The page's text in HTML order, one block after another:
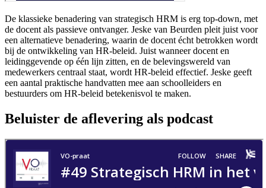
De klassieke benadering van strategisch HRM is erg top-down, met
de docent als passieve ontvanger. Jeske van Beurden pleit juist voor
een alternatieve benadering, waarin de docent écht betrokken wordt
bij de ontwikkeling van HR-beleid. Juist wanneer docent en
leidinggevende op één lijn zitten, en de belevingswereld van
medewerkers centraal staat, wordt HR-beleid effectief. Jeske geeft
een aantal praktische handvatten mee aan schoolleiders en
bestuurders om HR-beleid betekenisvol te maken.
Beluister de aflevering als podcast